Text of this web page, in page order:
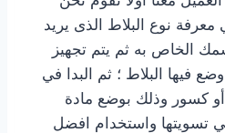
معرفة نوع البلاط الذى يريد
الخاص به ثم يتم تجهيز
فيها البلاط ؛ ثم البدا في
كسور وذلك بوضع مادة
في تسويتها واستخدام افضل